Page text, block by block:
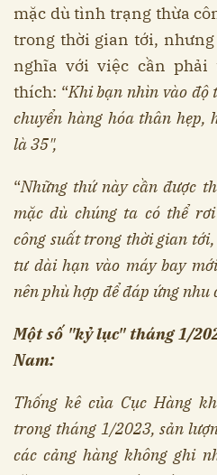
mặc dù tình trạng thừa
trong thời gian tới,
nghĩa với việc cần phải
thích: “Khi bạn nhìn vào độ
chuyển hàng hóa thân
là 35",
“Những thứ này cần được
mặc dù chúng ta có thể
công suất trong thời gian
tư dài hạn vào máy bay
nên phù hợp để đáp ứng
Một số "kỷ lục" tháng 1/
Nam:
Thống kê của Cục Hàng
trong tháng 1/2023, sản
các cảng hàng không ghi